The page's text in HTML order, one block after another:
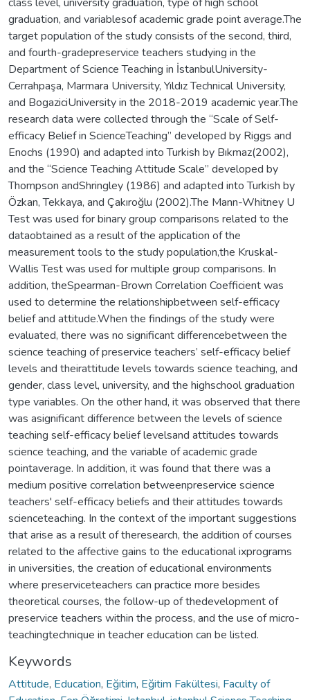
graduation, and variablesof academic grade point average.The
target population of the study consists of the second, third,
and fourth-gradepreservice teachers studying in the
Department of Science Teaching in İstanbulUniversity-
Cerrahpaşa, Marmara University, Yıldız Technical University,
and BogaziciUniversity in the 2018-2019 academic year.The
research data were collected through the “Scale of Self-
efficacy Belief in ScienceTeaching” developed by Riggs and
Enochs (1990) and adapted into Turkish by Bıkmaz(2002),
and the “Science Teaching Attitude Scale” developed by
Thompson andShringley (1986) and adapted into Turkish by
Özkan, Tekkaya, and Çakıroğlu (2002).The Mann-Whitney U
Test was used for binary group comparisons related to the
dataobtained as a result of the application of the
measurement tools to the study population,the Kruskal-
Wallis Test was used for multiple group comparisons. In
addition, theSpearman-Brown Correlation Coefficient was
used to determine the relationshipbetween self-efficacy
belief and attitude.When the findings of the study were
evaluated, there was no significant differencebetween the
science teaching of preservice teachers’ self-efficacy belief
levels and theirattitude levels towards science teaching, and
gender, class level, university, and the highschool graduation
type variables. On the other hand, it was observed that there
was asignificant difference between the levels of science
teaching self-efficacy belief levelsand attitudes towards
science teaching, and the variable of academic grade
pointaverage. In addition, it was found that there was a
medium positive correlation betweenpreservice science
teachers' self-efficacy beliefs and their attitudes towards
scienceteaching. In the context of the important suggestions
that arise as a result of theresearch, the addition of courses
related to the affective gains to the educational ixprograms
in universities, the creation of educational environments
where preserviceteachers can practice more besides
theoretical courses, the follow-up of thedevelopment of
preservice teachers within the process, and the use of micro-
teachingtechnique in teacher education can be listed.
Keywords
Attitude, Education, Eğitim, Eğitim Fakültesi, Faculty of